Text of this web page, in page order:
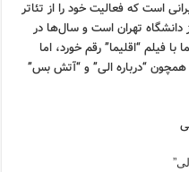
سال ۱۳۵۴، بازیگر ایرانی است که فعالیت خود را از تئاتر
دانشگاه تهران است و سال‌ها در
فیلم “اقلیما” رقم خورد، اما
“درباره الی” و “آتش بس”